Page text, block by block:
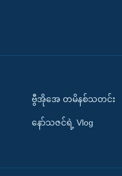
ဗွီအိုအေ တမိနစ်သတင်း
နော်သဇင်ရဲ့ Vlog